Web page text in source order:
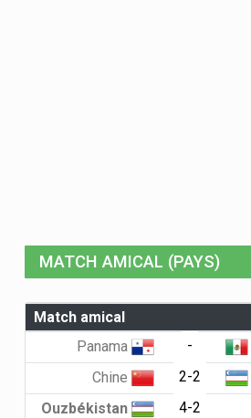
MATCH AMICAL (PAYS)
Match amical
Panama
-
Chine
2-2
Ouzbékistan
4-2